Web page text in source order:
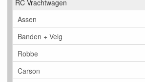
RC Vrachtwagen
Assen
Banden + Velg
Robbe
Carson